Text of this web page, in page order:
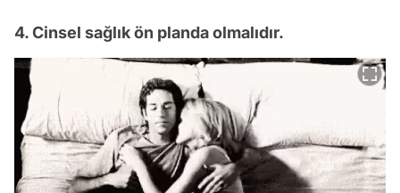
4. Cinsel sağlık ön planda olmalıdır.